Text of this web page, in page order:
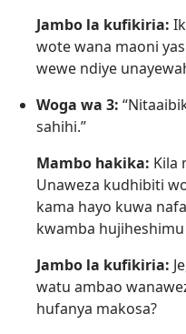
Jambo la kufikiria:
wote wana maoni
wewe ndiye
Woga wa 3:
sahihi.”
Mambo hakika: Kila
Unaweza kudhibiti
kama hayo kuwa
kwamba
Jambo la kufikiria:
watu ambao
hufanya makosa?